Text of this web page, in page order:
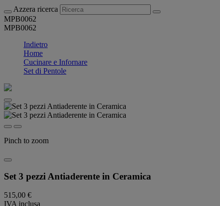
Azzera ricerca
MPB0062
MPB0062
Indietro
Home
Cucinare e Infornare
Set di Pentole
Pinch to zoom
Set 3 pezzi Antiaderente in Ceramica
515,00 €
IVA inclusa